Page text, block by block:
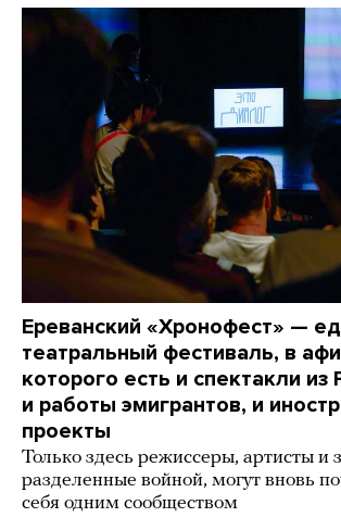
Ереванский «Хронофест» —
театральный фестиваль, в
которого есть и спектакли из
и работы эмигрантов, и
проекты
Только здесь режиссеры, артисты и
разделенные войной, могут вновь
себя одним сообществом